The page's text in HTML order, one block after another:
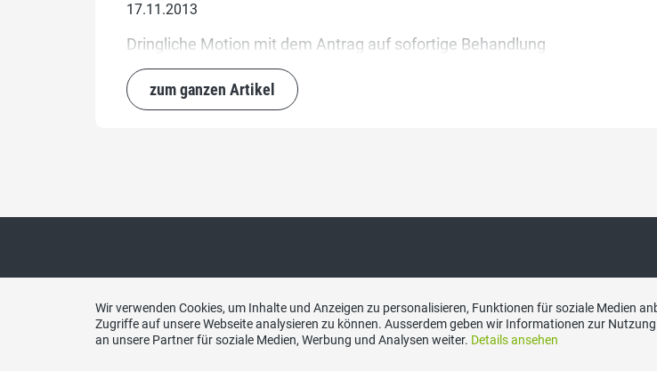
17.11.2013
Dringliche Motion mit dem Antrag auf sofortige Behandlung
zum ganzen Artikel
Website SVP Schweiz Kontakt
Wir verwenden Cookies, um Inhalte und Anzeigen zu personalisieren, Funktionen für soziale Medien
Zugriffe auf unsere Webseite analysieren zu können. Ausserdem geben wir Informationen zur
an unsere Partner für soziale Medien, Werbung und Analysen weiter. Details ansehen